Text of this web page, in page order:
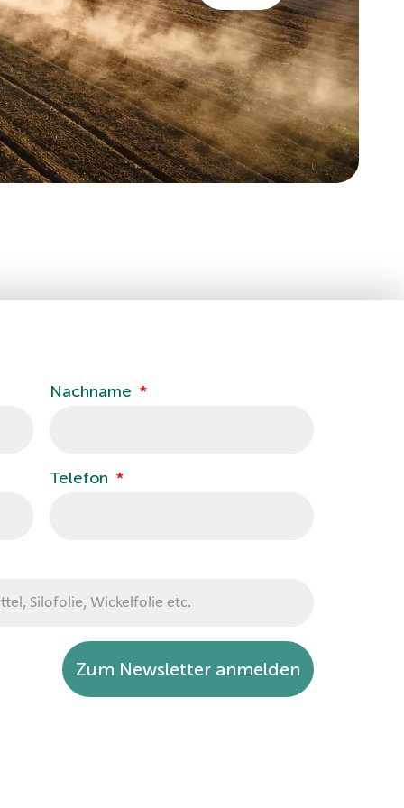
Nachname
Telefon
Zum Newsletter anmelden